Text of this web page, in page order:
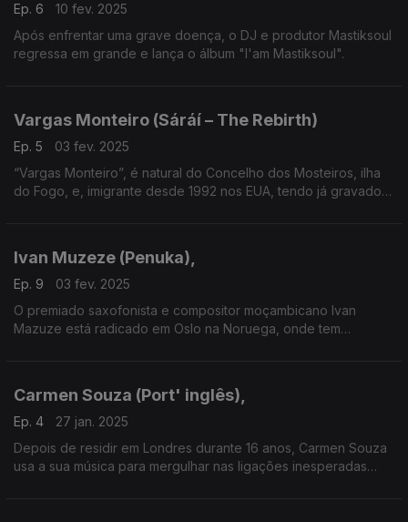
Ep. 6
10 fev. 2025
Após enfrentar uma grave doença, o DJ e produtor Mastiksoul
regressa em grande e lança o álbum "I'am Mastiksoul".
Vargas Monteiro (Sáráí – The Rebirth)
Ep. 5
03 fev. 2025
“Vargas Monteiro”, é natural do Concelho dos Mosteiros, ilha
do Fogo, e, imigrante desde 1992 nos EUA, tendo já gravado
Ivan Muzeze (Penuka),
Ep. 9
03 fev. 2025
O premiado saxofonista e compositor moçambicano Ivan
Mazuze está radicado em Oslo na Noruega, onde tem
Carmen Souza (Port' inglês),
Ep. 4
27 jan. 2025
Depois de residir em Londres durante 16 anos, Carmen Souza
usa a sua música para mergulhar nas ligações inesperadas